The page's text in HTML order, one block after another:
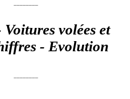
volées et
- Evolution